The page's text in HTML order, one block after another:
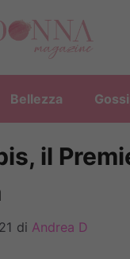
Bellezza
il
di Andrea D